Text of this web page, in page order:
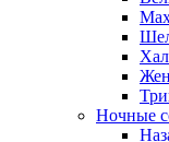
Ночные